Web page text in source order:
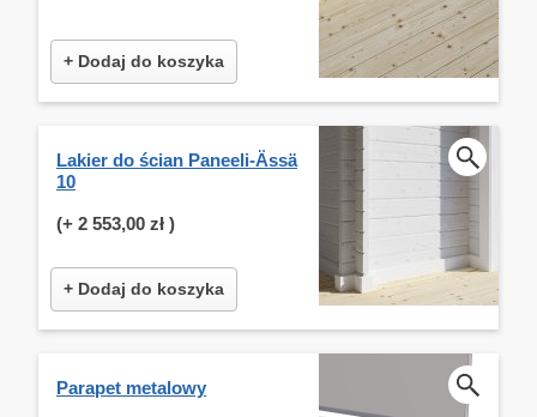
+ Dodaj do koszyka
Lakier do ścian Paneeli-Ässä
10
(+ 2 553,00 zł )
+ Dodaj do koszyka
Parapet metalowy